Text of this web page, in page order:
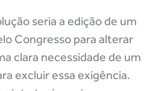
seria a edição de um
Congresso para alterar
clara necessidade de um
excluir essa exigência.